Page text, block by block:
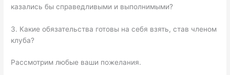
казались бы справедливыми и выполнимыми?
3. Какие обязательства готовы на себя взять, став членом
клуба?
Рассмотрим любые ваши пожелания.